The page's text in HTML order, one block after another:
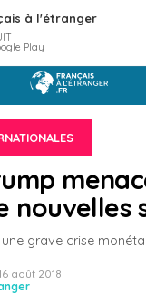
nouvelles
grave crise
août 2018
à l'étranger
Play